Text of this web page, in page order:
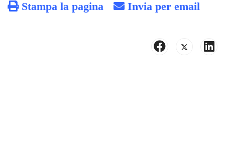
Stampa la pagina Invia per email